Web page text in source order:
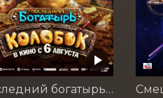
Последний богатырь. Колобок